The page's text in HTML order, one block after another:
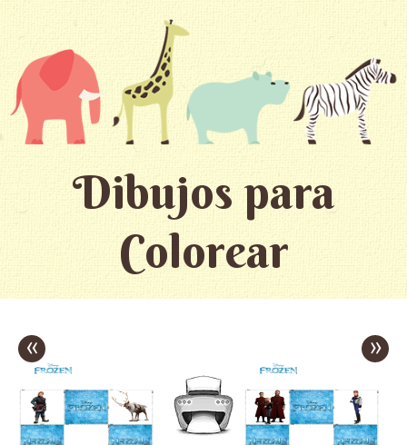
Dibujos para
Colorear
« »